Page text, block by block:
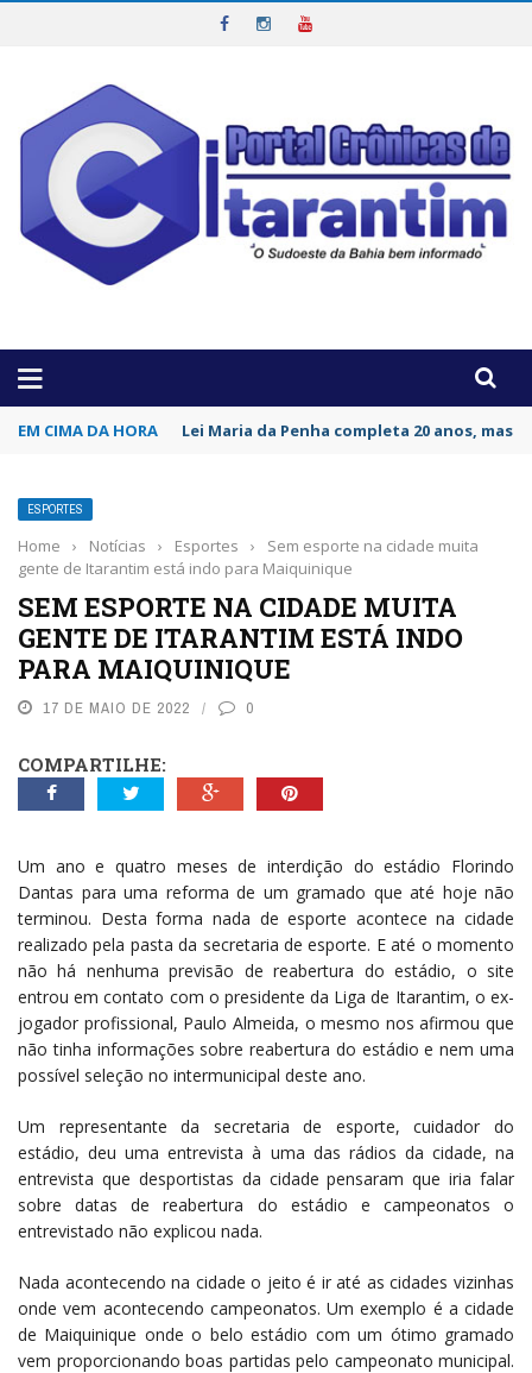
EM CIMA DA HORA Maiquinique: Vereador João Vitor realizará
ESPORTES
Home › Notícias › Esportes ›
Sem esporte na cidade muita
gente de Itarantim está indo para Maiquinique
SEM ESPORTE NA CIDADE MUITA
GENTE DE ITARANTIM ESTÁ INDO
PARA MAIQUINIQUE
17 DE MAIO DE 2022 0
COMPARTILHE:
Um ano e quatro meses de interdição do estádio Florindo
Dantas para uma reforma de um gramado que até hoje não
terminou. Desta forma nada de esporte acontece na cidade
realizado pela pasta da secretaria de esporte. E até o momento
não há nenhuma previsão de reabertura do estádio, o site
entrou em contato com o presidente da Liga de Itarantim, o ex-
jogador profissional, Paulo Almeida, o mesmo nos afirmou que
não tinha informações sobre reabertura do estádio e nem uma
possível seleção no intermunicipal deste ano.
Um representante da secretaria de esporte, cuidador do
estádio, deu uma entrevista à uma das rádios da cidade, na
entrevista que desportistas da cidade pensaram que iria falar
sobre datas de reabertura do estádio e campeonatos o
entrevistado não explicou nada.
Nada acontecendo na cidade o jeito é ir até as cidades vizinhas
onde vem acontecendo campeonatos. Um exemplo é a cidade
de Maiquinique onde o belo estádio com um ótimo gramado
vem proporcionando boas partidas pelo campeonato municipal.